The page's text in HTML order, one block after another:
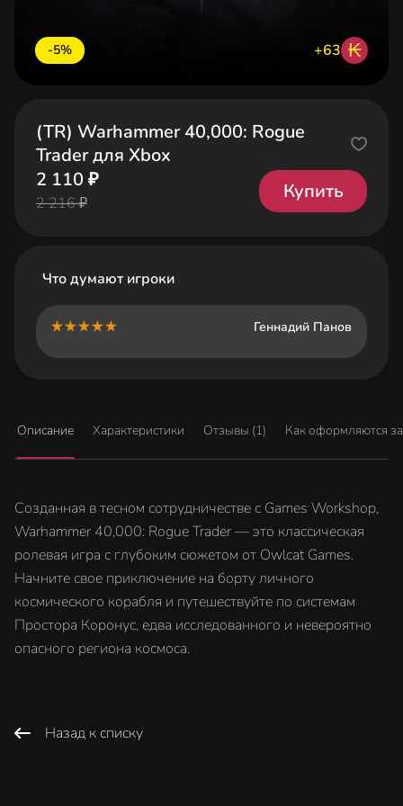
-5% +63 ₭
(TR) Warhammer 40,000: Rogue
Trader для Xbox
2 110 ₽
2 216 ₽
Купить
Что думают игроки
Геннадий Панов
Описание Характеристики Отзывы (1) Как оформляются
Созданная в тесном сотрудничестве с Games Workshop,
Warhammer 40,000: Rogue Trader — это классическая
ролевая игра с глубоким сюжетом от Owlcat Games.
Начните свое приключение на борту личного
космического корабля и путешествуйте по системам
Простора Коронус, едва исследованного и невероятно
опасного региона космоса.
Назад к списку